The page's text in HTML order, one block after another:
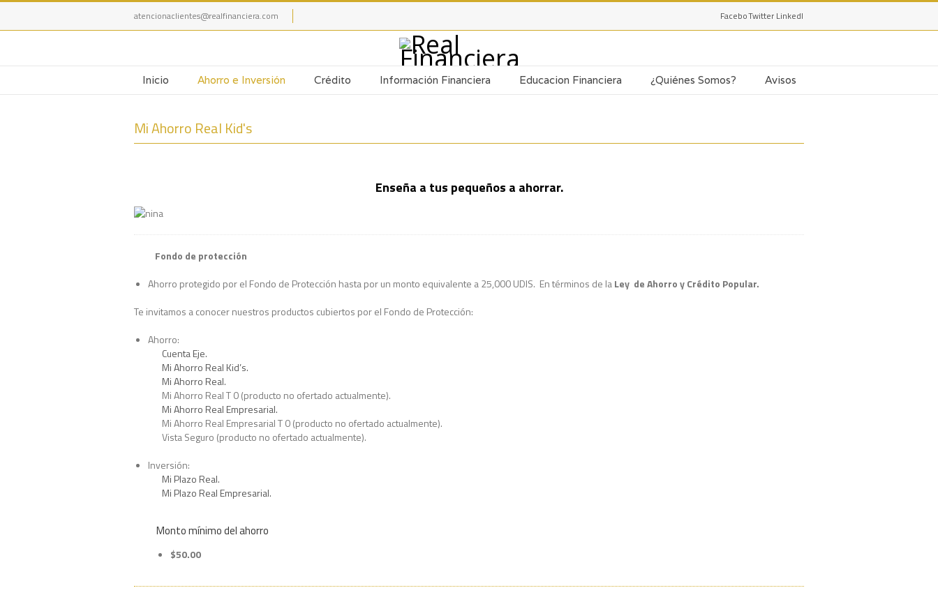
atencionaclientes@realfinanciera.com FacebookTwitter LinkedIn
Inicio Ahorro e Inversión Crédito Información Financiera Educacion Financiera ¿Quiénes Somos? Avisos
Mi Ahorro Real Kid's
Enseña a tus pequeños a ahorrar.
Fondo de protección
Ahorro protegido por el Fondo de Protección hasta por un monto equivalente a 25,000 UDIS. En términos de laLey de Ahorro y Crédito Popular.
Te invitamos a conocer nuestros productos cubiertos por el Fondo de Protección:
Ahorro:
Cuenta Eje.
Mi Ahorro Real Kid’s.
Mi Ahorro Real.
Mi Ahorro Real T 0 (producto no ofertado actualmente).
Mi Ahorro Real Empresarial.
Mi Ahorro Real Empresarial T 0 (producto no ofertado actualmente).
Vista Seguro (producto no ofertado actualmente).
Inversión:
Mi Plazo Real.
Mi Plazo Real Empresarial.
Monto mínimo del ahorro
$50.00